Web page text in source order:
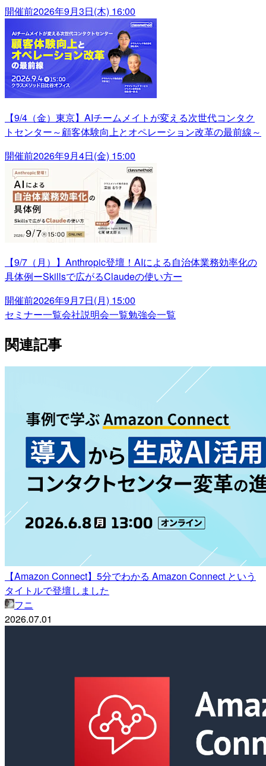
開催前2026年9月3日(木) 16:00
【9/4（金）東京】AIチームメイトが変える次世代コンタク
トセンター～顧客体験向上とオペレーション改革の最前線～
開催前2026年9月4日(金) 15:00
【9/7（月）】Anthropic登壇！AIによる自治体業務効率化の
具体例ーSkillsで広がるClaudeの使い方ー
開催前2026年9月7日(月) 15:00
セミナー一覧会社説明会一覧勉強会一覧
関連記事
【Amazon Connect】5分でわかる Amazon Connect という
タイトルで登壇しました
フニ
2026.07.01